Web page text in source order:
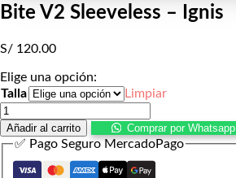
Bite V2 Sleeveless – Ignis
S/ 120.00
Elige una opción:
Talla
Limpiar
Bite
V2
Sleeveless
Ignis
Añadir al carrito Comprar por Whatsapp
✅ Pago Seguro MercadoPago